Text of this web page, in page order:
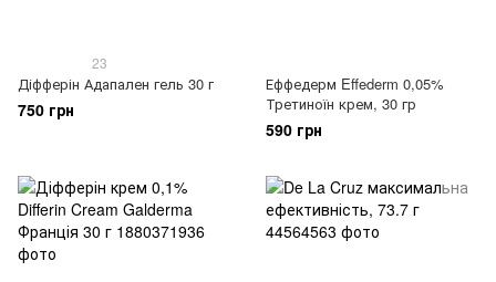
23
Діфферін Адапален гель 30 г
750 грн
Еффедерм Effederm 0,05%
Третиноїн крем, 30 гр
590 грн